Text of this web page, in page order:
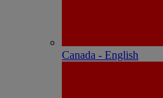
Canada - English